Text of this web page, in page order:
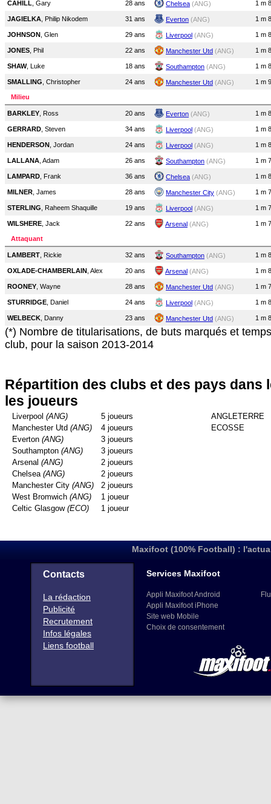
CAHILL , Gary 28 ans Chelsea (ANG) 1 m
JAGIELKA , Philip Nikodem 31 ans Everton (ANG) 1 m
JOHNSON , Glen 29 ans Liverpool (ANG) 1 m
JONES , Phil 22 ans Manchester Utd (ANG) 1 m
SHAW, Luke 18 ans Southampton (ANG) 1 m
SMALLING , Christopher 24 ans Manchester Utd (ANG) 1 m
Milieu
BARKLEY , Ross 20 ans Everton (ANG) 1 m
GERRARD , Steven 34 ans Liverpool (ANG) 1 m
HENDERSON , Jordan 24 ans Liverpool (ANG) 1 m
LALLANA , Adam 26 ans Southampton (ANG) 1 m
LAMPARD , Frank 36 ans Chelsea (ANG) 1 m
MILNER , James 28 ans Manchester City (ANG) 1 m
STERLING , Raheem Shaquille 19 ans Liverpool (ANG) 1 m
WILSHERE , Jack 22 ans Arsenal (ANG) 1 m
Attaquant
LAMBERT , Rickie 32 ans Southampton (ANG) 1 m
OXLADE-CHAMBERLAIN , Alex 20 ans Arsenal (ANG) 1 m
ROONEY , Wayne 28 ans Manchester Utd (ANG) 1 m
STURRIDGE , Daniel 24 ans Liverpool (ANG) 1 m
WELBECK , Danny 23 ans Manchester Utd (ANG) 1 m
(*) Nombre de titularisations, de buts marqués et
club, pour la saison 2013-2014
Répartition des clubs et des pays dans
les joueurs
Liverpool (ANG)
5 joueurs
Manchester Utd (ANG)
4 joueurs
Everton (ANG)
3 joueurs
Southampton (ANG)
3 joueurs
Arsenal (ANG)
2 joueurs
Chelsea (ANG)
2 joueurs
Manchester City (ANG)
2 joueurs
West Bromwich (ANG)
1 joueur
Celtic Glasgow (ECO) 1 joueur
ANGLETERRE
ECOSSE
Maxifoot (100% Football) :
Contacts
La rédaction
Publicité
Recrutement
Infos légales
Liens football
Services Maxifoot
Appli Maxifoot Android
Appli Maxifoot iPhone
Site web Mobile
Choix de consentement